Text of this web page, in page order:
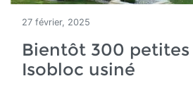
27 février, 2025
Bientôt 300 petites
Isobloc usiné